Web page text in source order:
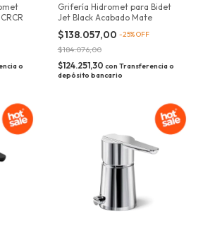
o
Grifería Hidromet para Bidet
Jet Black Acabado Mate
$138.057,00 -25%OFF
$184.076,00
$124.251,30 con Transferencia o
depósito bancario